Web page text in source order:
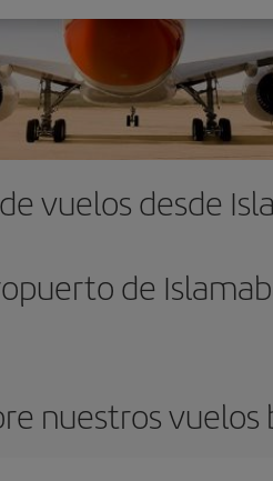
vuelos desde
de
nuestros vuelos